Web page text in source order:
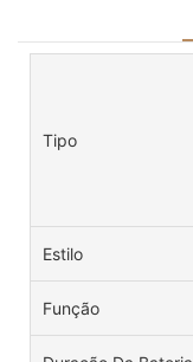
Tipo
Estilo
Função